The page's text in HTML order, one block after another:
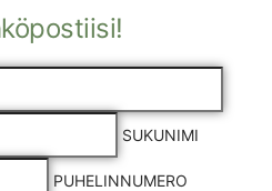
SUKUNIMI
PUHELINNUMERO